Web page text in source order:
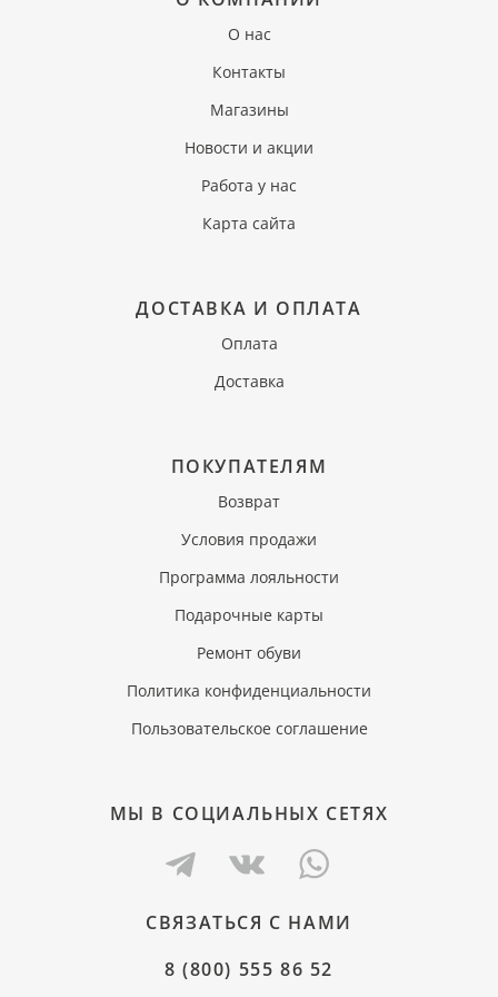
О нас
Контакты
Магазины
Новости и акции
Работа у нас
Карта сайта
ДОСТАВКА И ОПЛАТА
Оплата
Доставка
ПОКУПАТЕЛЯМ
Возврат
Условия продажи
Программа лояльности
Подарочные карты
Ремонт обуви
Политика конфиденциальности
Пользовательское соглашение
МЫ В СОЦИАЛЬНЫХ СЕТЯХ
СВЯЗАТЬСЯ С НАМИ
8 (800) 555 86 52